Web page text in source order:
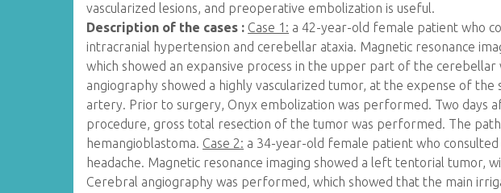
vascularized lesions, and preoperative embolization is useful.
Description of the cases : Case 1: a 42-year-old female patient who
intracranial hypertension and cerebellar ataxia. Magnetic resonance
which showed an expansive process in the upper part of the cerebellar
angiography showed a highly vascularized tumor, at the expense of
artery. Prior to surgery, Onyx embolization was performed. Two days
procedure, gross total resection of the tumor was performed. The
hemangioblastoma. Case 2: a 34-year-old female patient who
headache. Magnetic resonance imaging showed a left tentorial tumor,
Cerebral angiography was performed, which showed that the main